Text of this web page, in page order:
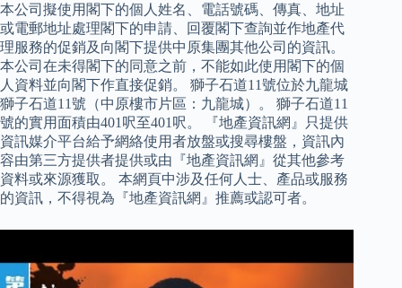
本公司擬使用閣下的個人姓名、電話號碼、傳真、地址
或電郵地址處理閣下的申請、回覆閣下查詢並作地產代
理服務的促銷及向閣下提供中原集團其他公司的資訊。
本公司在未得閣下的同意之前，不能如此使用閣下的個
人資料並向閣下作直接促銷。 獅子石道11號位於九龍城
獅子石道11號（中原樓市片區：九龍城）。 獅子石道11
號的實用面積由401呎至401呎。 『地產資訊網』只提供
資訊媒介平台給予網絡使用者放盤或搜尋樓盤，資訊內
容由第三方提供者提供或由『地產資訊網』從其他參考
資料或來源獲取。 本網頁中涉及任何人士、產品或服務
的資訊，不得視為『地產資訊網』推薦或認可者。